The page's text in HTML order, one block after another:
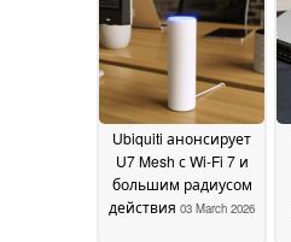
данных
используются
выведенные из
эксплуатации
смартфоны
18 June 2026
Ubiquiti анонсирует
U7 Mesh с Wi-Fi 7 и
большим радиусом
действия 03 March 2026